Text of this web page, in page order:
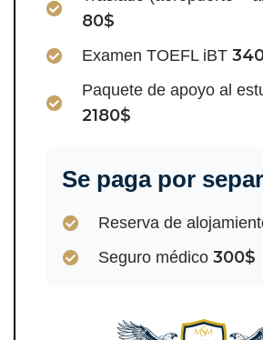
80$
Examen TOEFL iBT
Paquete de apoyo al
2180$
Se paga por
Reserva de
Seguro médico 300$